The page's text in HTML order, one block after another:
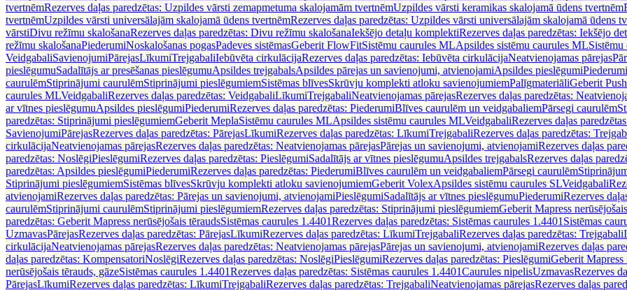
tvertnēmRezerves daļas paredzētas: Uzpildes vārsti zemapmetuma skalojamām tvertnēmUzpildes vārsti keramikas skalojamā ūdens tvertnēm
tvertnēmUzpildes vārsti universālajām skalojamā ūdens tvertnēmRezerves daļas paredzētas: Uzpildes vārsti universālajām skalojamā ūdens
vārstiDivu režīmu skalošanaRezerves daļas paredzētas: Divu režīmu skalošanaIekšējo detaļu komplektiRezerves daļas paredzētas: Iekšējo
režīmu skalošanaPiederumiNoskalošanas pogasPadeves sistēmasGeberit FlowFitSistēmu caurules MLApsildes sistēmu caurules MLSistēmu
VeidgabaliSavienojumiPārejasLīkumiTrejgabaliIebūvēta cirkulācijaRezerves daļas paredzētas: Iebūvēta cirkulācijaNeatvienojamas pārejas
pieslēgumuSadalītājs ar presēšanas pieslēgumuApsildes trejgabalsApsildes pārejas un savienojumi, atvienojamiApsildes pieslēgumiPiederumi
caurulēmStiprinājumi caurulēmStiprinājumi pieslēgumiemSistēmas blīvesSkrūvju komplekti atloku savienojumiemPalīgmateriāliGeberit
caurules MLVeidgabaliRezerves daļas paredzētas: VeidgabaliLīkumiTrejgabaliNeatvienojamas pārejasRezerves daļas paredzētas:
ar vītnes pieslēgumuApsildes pieslēgumiPiederumiRezerves daļas paredzētas: PiederumiBlīves caurulēm un veidgabaliemPārsegi caurulēm
paredzētas: Stiprinājumi pieslēgumiemGeberit MeplaSistēmu caurules MLApsildes sistēmu caurules MLVeidgabaliRezerves daļas
SavienojumiPārejasRezerves daļas paredzētas: PārejasLīkumiRezerves daļas paredzētas: LīkumiTrejgabaliRezerves daļas paredzētas:
cirkulācijaNeatvienojamas pārejasRezerves daļas paredzētas: Neatvienojamas pārejasPārejas un savienojumi, atvienojamiRezerves daļas
paredzētas: NoslēgiPieslēgumiRezerves daļas paredzētas: PieslēgumiSadalītājs ar vītnes pieslēgumuApsildes trejgabalsRezerves daļas
paredzētas: Apsildes pieslēgumiPiederumiRezerves daļas paredzētas: PiederumiBlīves caurulēm un veidgabaliemPārsegi caurulēm
Stiprinājumi pieslēgumiemSistēmas blīvesSkrūvju komplekti atloku savienojumiemGeberit VolexApsildes sistēmu caurules SLVeidgabali
atvienojamiRezerves daļas paredzētas: Pārejas un savienojumi, atvienojamiPieslēgumiSadalītājs ar vītnes pieslēgumuPiederumiRezerves
caurulēmStiprinājumi caurulēmStiprinājumi pieslēgumiemRezerves daļas paredzētas: Stiprinājumi pieslēgumiemGeberit Mapress
paredzētas: Geberit Mapress nerūsējošais tēraudsSistēmas caurules 1.4401Rezerves daļas paredzētas: Sistēmas caurules 1.4401 Sistēmas
UzmavasPārejasRezerves daļas paredzētas: PārejasLīkumiRezerves daļas paredzētas: LīkumiTrejgabaliRezerves daļas paredzētas: Trejgabali
cirkulācijaNeatvienojamas pārejasRezerves daļas paredzētas: Neatvienojamas pārejasPārejas un savienojumi, atvienojamiRezerves daļas
daļas paredzētas: KompensatoriNoslēgiRezerves daļas paredzētas: NoslēgiPieslēgumiRezerves daļas paredzētas: PieslēgumiGeberit Mapress
nerūsējošais tērauds, gāzeSistēmas caurules 1.4401Rezerves daļas paredzētas: Sistēmas caurules 1.4401Caurules nipelisUzmavasRezerves
PārejasLīkumiRezerves daļas paredzētas: LīkumiTrejgabaliRezerves daļas paredzētas: TrejgabaliNeatvienojamas pārejasRezerves daļas